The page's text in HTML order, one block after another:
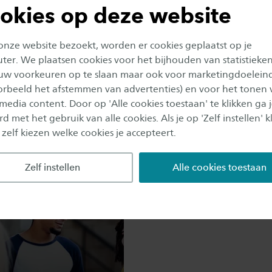
op deze website
website bezoekt, worden er cookies geplaatst op je
We plaatsen cookies voor het bijhouden van
voorkeuren op te slaan maar ook voor
het afstemmen van advertenties) en voor het tonen
content. Door op 'Alle cookies toestaan' te klikken ga
met het gebruik van alle cookies. Als je op 'Zelf instellen'
kiezen welke cookies je accepteert.
Zelf instellen Alle cookies toestaan
(bij
Wat zijn de
contacturen?